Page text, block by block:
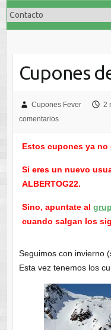
Cupones
Cupones Fever 2
comentarios
Estos cupones ya
Si eres un nuevo
ALBERTOG22.
Sino, apuntate al
cuando salgan los
Seguimos con invierno
Esta vez tenemos los